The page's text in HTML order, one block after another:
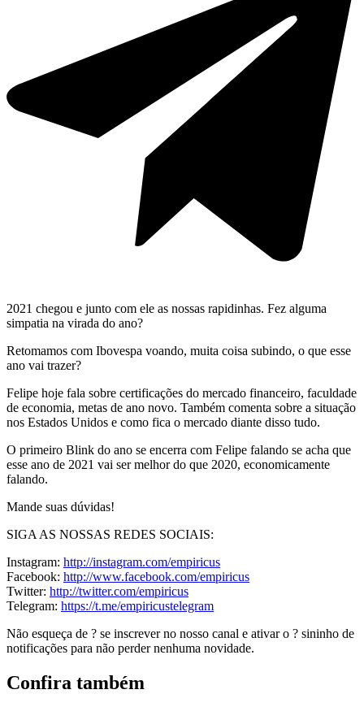
2021 chegou e junto com ele as nossas rapidinhas. Fez alguma
simpatia na virada do ano?
Retomamos com Ibovespa voando, muita coisa subindo, o que esse
ano vai trazer?
Felipe hoje fala sobre certificações do mercado financeiro, faculdade
de economia, metas de ano novo. Também comenta sobre a situação
nos Estados Unidos e como fica o mercado diante disso tudo.
O primeiro Blink do ano se encerra com Felipe falando se acha que
esse ano de 2021 vai ser melhor do que 2020, economicamente
falando.
Mande suas dúvidas!
SIGA AS NOSSAS REDES SOCIAIS:
Instagram: http://instagram.com/empiricus
Facebook: http://www.facebook.com/empiricus
Twitter: http://twitter.com/empiricus
Telegram: https://t.me/empiricustelegram
Não esqueça de ? se inscrever no nosso canal e ativar o ? sininho de
notificações para não perder nenhuma novidade.
Confira também